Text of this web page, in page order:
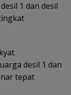
1 dan desil
desil 1 dan
tepat